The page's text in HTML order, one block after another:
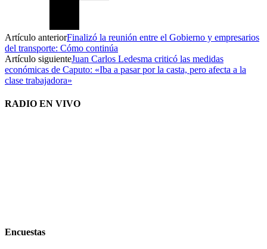
Artículo anteriorFinalizó la reunión entre el Gobierno y empresarios
del transporte: Cómo continúa
Artículo siguienteJuan Carlos Ledesma criticó las medidas
económicas de Caputo: «Iba a pasar por la casta, pero afecta a la
clase trabajadora»
RADIO EN VIVO
Encuestas